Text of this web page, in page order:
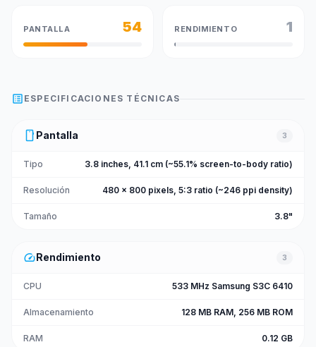
PANTALLA 54 RENDIMIENTO 1
list_alt ESPECIFICACIONES TÉCNICAS
smartphone Pantalla 3
Tipo 3.8 inches, 41.1 cm (~55.1% screen-to-body ratio)
Resolución 480 x 800 pixels, 5:3 ratio (~246 ppi density)
Tamaño 3.8"
speedRendimiento 3
CPU 533 MHz Samsung S3C 6410
Almacenamiento 128 MB RAM, 256 MB ROM
RAM 0.12 GB